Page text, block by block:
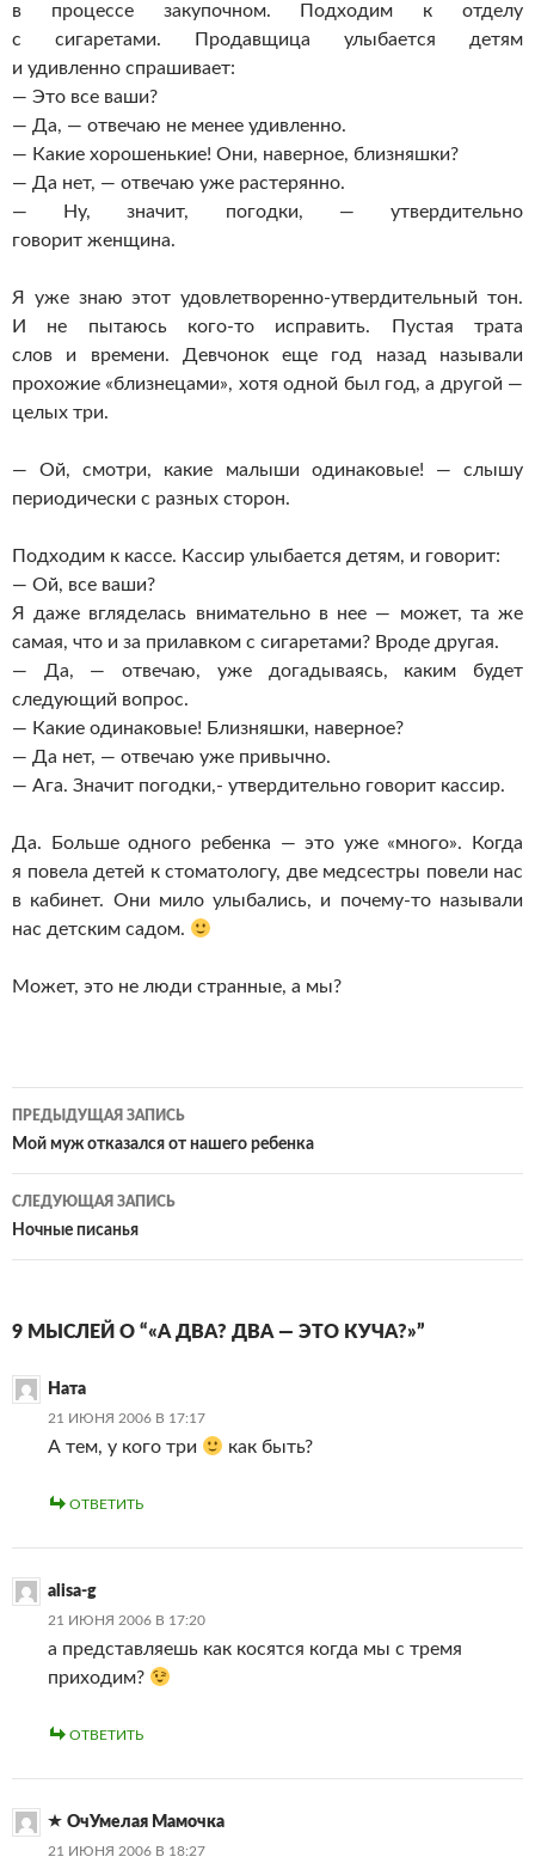
в процессе закупочном. Подходим к отделу
с сигаретами. Продавщица улыбается детям
и удивленно спрашивает:
— Это все ваши?
— Да, — отвечаю не менее удивленно.
— Какие хорошенькие! Они, наверное, близняшки?
— Да нет, — отвечаю уже растерянно.
— Ну, значит, погодки, — утвердительно
говорит женщина.
Я уже знаю этотудовлетворенно-утвердительный тон.
И не пытаюсь кого-то исправить. Пустая трата
слов и времени. Девчонок еще год назад называли
прохожие «близнецами», хотя одной был год, а другой —
целых три.
— Ой, смотри, какие малыши одинаковые! — слышу
периодически с разных сторон.
Подходим к кассе. Кассир улыбается детям, и говорит:
— Ой, все ваши?
Я даже вгляделась внимательно в нее — может, та же
самая, что и за прилавком с сигаретами? Вроде другая.
— Да, — отвечаю, уже догадываясь, каким будет
следующий вопрос.
— Какие одинаковые! Близняшки, наверное?
— Да нет, — отвечаю уже привычно.
— Ага. Значит погодки,- утвердительно говорит кассир.
Да. Больше одного ребенка — это уже «много». Когда
я повела детей к стоматологу, две медсестры повели нас
в кабинет. Они мило улыбались, и почему-тоназывали
нас детским садом.
Может, это не люди странные, а мы?
Навигация
по
записям
ПРЕДЫДУЩАЯ ЗАПИСЬ
Мой муж отказался от нашего ребенка
СЛЕДУЮЩАЯ ЗАПИСЬ
Ночные писанья
9 МЫСЛЕЙ О “«А ДВА? ДВА — ЭТО КУЧА?»”
Ната
21 ИЮНЯ 2006 В 17:17
А тем, у кого три как быть?
ОТВЕТИТЬ
alisa-g
21 ИЮНЯ 2006 В 17:20
а представляешь как косятся когда мы с тремя
приходим?
ОТВЕТИТЬ
ОчУмелая Мамочка
21 ИЮНЯ 2006 В 18:27